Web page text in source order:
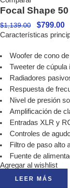
Focal Shape
$1,139.00 $799.00
Características
Woofer de cono
Tweeter de cúpula
Radiadores
Respuesta de
Nivel de presión
Amplificación de
Entradas XLR y
Controles de
Filtro de paso alto
Fuente de
Agregar al wishlist
LEER MÁS